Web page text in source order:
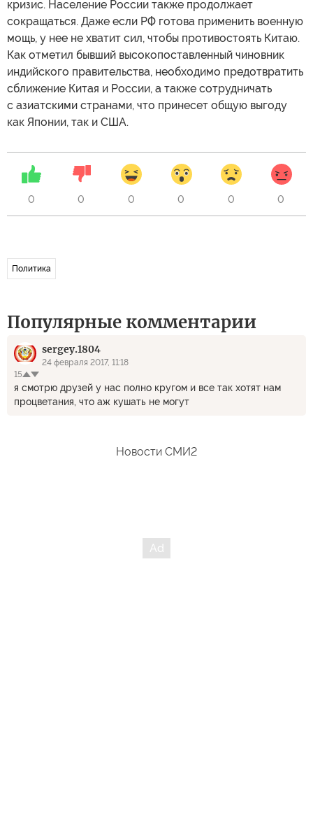
кризис. Население России также продолжает
сокращаться. Даже если РФ готова применить военную
мощь, у нее не хватит сил, чтобы противостоять Китаю.
Как отметил бывший высокопоставленный чиновник
индийского правительства, необходимо предотвратить
сближение Китая и России, а также сотрудничать
с азиатскими странами, что принесет общую выгоду
как Японии, так и США.
0 0 0 0 0 0
Политика
Популярные комментарии
sergey.1804
24 февраля 2017, 11:18
15
я смотрю друзей у нас полно кругом и все так хотят нам
процветания, что аж кушать не могут
Новости СМИ2